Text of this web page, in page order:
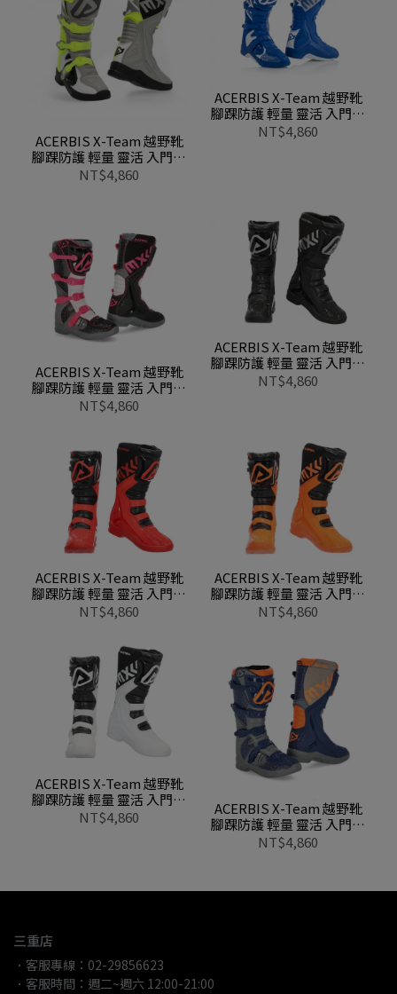
ACERBIS X-Team 越野靴
腳踝防護 輕量 靈活 入門款
0022999 290灰黃
NT$4,860
ACERBIS X-Team 越野靴
腳踝防護 輕量 靈活 入門款
0022999 245藍白
NT$4,860
ACERBIS X-Team 越野靴
腳踝防護 輕量 靈活 入門款
0022999 326黑紫
NT$4,860
ACERBIS X-Team 越野靴
腳踝防護 輕量 靈活 入門款
0022999 090黑
NT$4,860
ACERBIS X-Team 越野靴
腳踝防護 輕量 靈活 入門款
0022999 349紅黑
NT$4,860
ACERBIS X-Team 越野靴
腳踝防護 輕量 靈活 入門款
0022999 209橘黑
NT$4,860
ACERBIS X-Team 越野靴
腳踝防護 輕量 靈活 入門款
0022999 237白黑
NT$4,860
ACERBIS X-Team 越野靴
腳踝防護 輕量 靈活 入門款
0022999 249藍灰
NT$4,860
三重店
．客服專線：02-29856623
．客服時間：週二~週六 12:00-21:00